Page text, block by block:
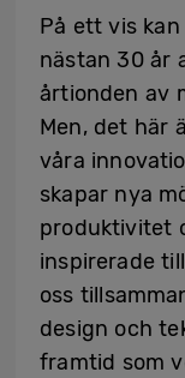
På ett vis
nästan 30 år
årtionden av
Men, det här
våra
skapar nya
produktivitet
inspirerade
oss
design och
framtid som